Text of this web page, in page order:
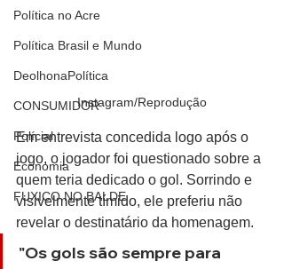
Política no Acre
Política Brasil e Mundo
DeolhonaPolítica
CONSUMIDOR
Polícial
Economia
FUXICO NO BALDE
Instagram/Reprodução
Em entrevista concedida logo após o
jogo, o jogador foi questionado sobre a
quem teria dedicado o gol. Sorrindo e
visivelmente tímido, ele preferiu não
revelar o destinatário da homenagem.
"Os gols são sempre para